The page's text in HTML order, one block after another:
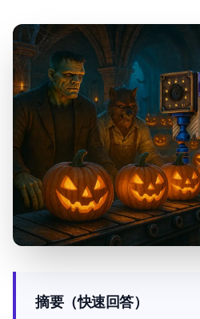
摘要（快速回答）